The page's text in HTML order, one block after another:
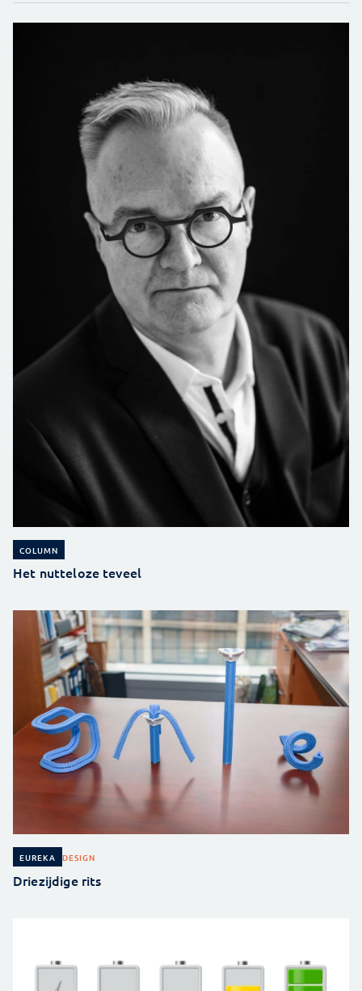
COLUMN
Het nutteloze teveel
EUREKA DESIGN
Driezijdige rits